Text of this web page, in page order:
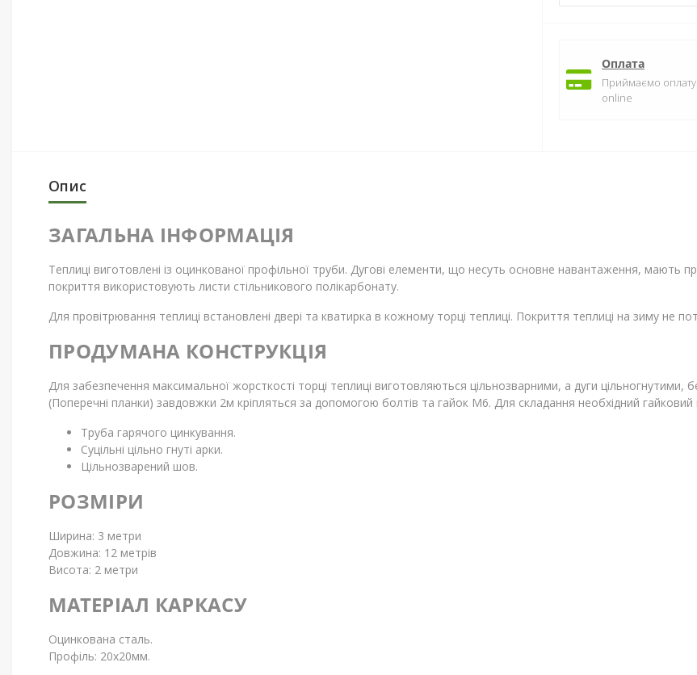
Оплата
Приймаємо оплату
online
Опис
ЗАГАЛЬНА ІНФОРМАЦІЯ
Теплиці виготовлені із оцинкованої профільної труби. Дугові елементи, що несуть основне навантаження, мають
покриття використовують листи стільникового полікарбонату.
Для провітрювання теплиці встановлені двері та кватирка в кожному торці теплиці. Покриття теплиці на зиму не
ПРОДУМАНА КОНСТРУКЦІЯ
Для забезпечення максимальної жорсткості торці теплиці виготовляються цільнозварними, а дуги цільногнутими,
(Поперечні планки) завдовжки 2м кріпляться за допомогою болтів та гайок М6. Для складання необхідний
Труба гарячого цинкування.
Суцільні цільно гнуті арки.
Цільнозварений шов.
РОЗМІРИ
Ширина: 3 метри
Довжина: 12 метрів
Висота: 2 метри
МАТЕРІАЛ КАРКАСУ
Оцинкована сталь.
Профіль: 20х20мм.